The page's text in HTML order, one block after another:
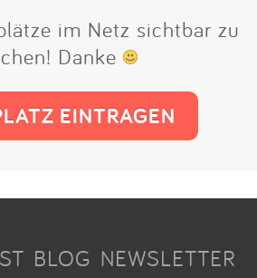
im Netz sichtbar zu
Danke
EINTRAGEN
BLOG NEWSLETTER